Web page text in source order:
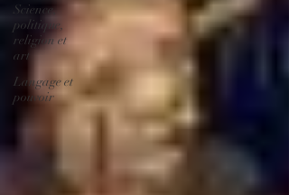
Science,
politique,
religion et
art
Langage et
pouvoir